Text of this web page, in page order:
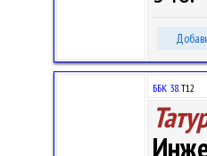
ББК 38.Т12